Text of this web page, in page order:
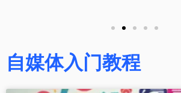
自媒体入门教程